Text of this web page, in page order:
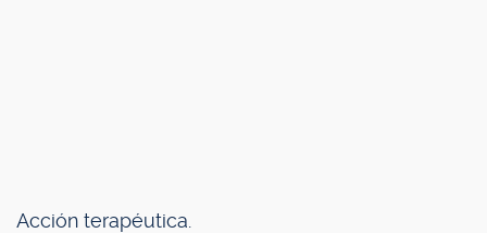
Acción terapéutica.